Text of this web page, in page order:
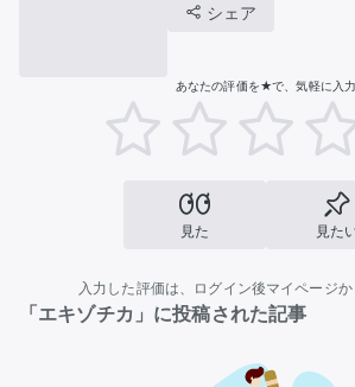
シェア
あなたの評価を★で、気軽に入力
見た 見た
入力した評価は、ログイン後マイページ
「エキゾチカ」に投稿された記事